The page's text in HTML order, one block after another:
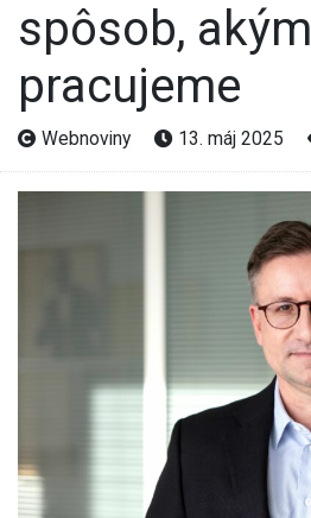
spôsob, akým
pracujeme
Webnoviny 13. máj 2025